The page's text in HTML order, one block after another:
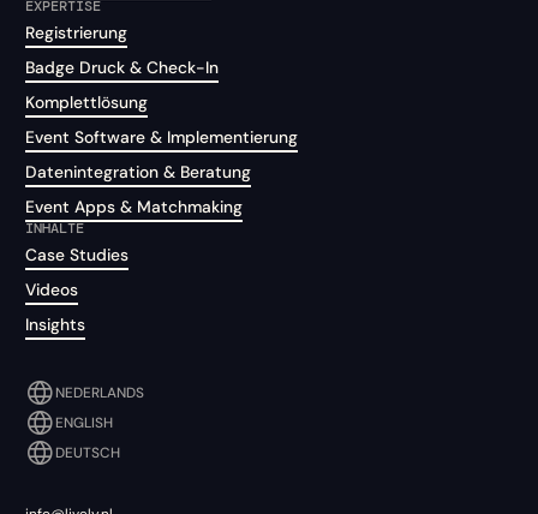
EXPERTISE
Registrierung
Badge Druck & Check-In
Komplettlösung
Event Software & Implementierung
Datenintegration & Beratung
Event Apps & Matchmaking
INHALTE
Case Studies
Videos
Insights
NEDERLANDS
ENGLISH
DEUTSCH